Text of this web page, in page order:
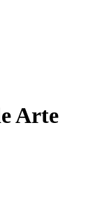
Arte